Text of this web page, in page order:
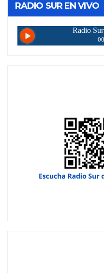
RADIO SUR EN VIVO